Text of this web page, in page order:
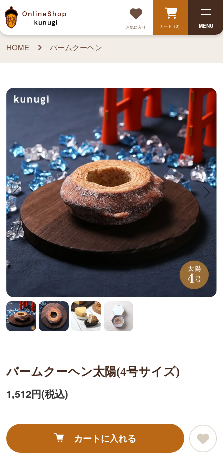
お気に入り カート（0） MENU
HOME バームクーヘン
バームクーヘン太陽(4号サイズ)
1,512円(税込)
カートに入れる